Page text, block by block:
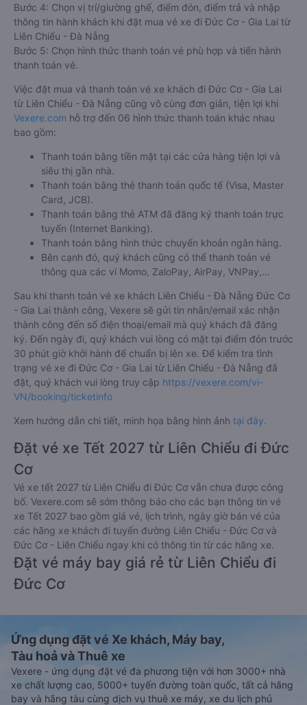
Bước 4: Chọn vị trí/giường ghế, điểm đón, điểm trả và nhập
thông tin hành khách khi đặt mua vé xe đi Đức Cơ - Gia Lai từ
Liên Chiểu - Đà Nẵng
Bước 5: Chọn hình thức thanh toán vé phù hợp và tiến hành
thanh toán vé.
Việc đặt mua và thanh toán vé xe khách đi Đức Cơ - Gia Lai
từ Liên Chiểu - Đà Nẵng cũng vô cùng đơn giản, tiện lợi khi
Vexere.com hỗ trợ đến 06 hình thức thanh toán khác nhau
bao gồm:
Thanh toán bằng tiền mặt tại các cửa hàng tiện lợi và
siêu thị gần nhà.
Thanh toán bằng thẻ thanh toán quốc tế (Visa, Master
Card, JCB).
Thanh toán bằng thẻ ATM đã đăng ký thanh toán trực
tuyến (Internet Banking).
Thanh toán bằng hình thức chuyển khoản ngân hàng.
Bên cạnh đó, quý khách cũng có thể thanh toán vé
thông qua các ví Momo, ZaloPay, AirPay, VNPay,…
Sau khi thanh toán vé xe khách Liên Chiểu - Đà Nẵng Đức Cơ
- Gia Lai thành công, Vexere sẽ gửi tin nhắn/email xác nhận
thành công đến số điện thoại/email mà quý khách đã đăng
ký. Đến ngày đi, quý khách vui lòng có mặt tại điểm đón trước
30 phút giờ khởi hành để chuẩn bị lên xe. Để kiểm tra tình
trạng vé xe đi Đức Cơ - Gia Lai từ Liên Chiểu - Đà Nẵng đã
đặt, quý khách vui lòng truy cập https://vexere.com/vi-
VN/booking/ticketinfo
Xem hướng dẫn chi tiết, minh họa bằng hình ảnh tại đây.
Đặt vé xe Tết 2027 từ Liên Chiểu đi Đức
Cơ
Vé xe tết 2027 từ Liên Chiểu đi Đức Cơ vẫn chưa được công
bố. Vexere.com sẽ sớm thông báo cho các bạn thông tin vé
xe Tết 2027 bao gồm giá vé, lịch trình, ngày giờ bán vé của
các hãng xe khách đi tuyến đường Liên Chiểu - Đức Cơ và
Đức Cơ - Liên Chiểu ngay khi có thông tin từ các hãng xe.
Đặt vé máy bay giá rẻ từ Liên Chiểu đi
Đức Cơ
Ứng dụng đặt vé Xe khách, Máy bay,
Tàu hoả và Thuê xe
Vexere - ứng dụng đặt vé đa phương tiện với hơn 3000+ nhà
xe chất lượng cao, 5000+ tuyến đường toàn quốc, tất cả hãng
bay và hãng tàu cùng dịch vụ thuê xe máy, xe du lịch phủ